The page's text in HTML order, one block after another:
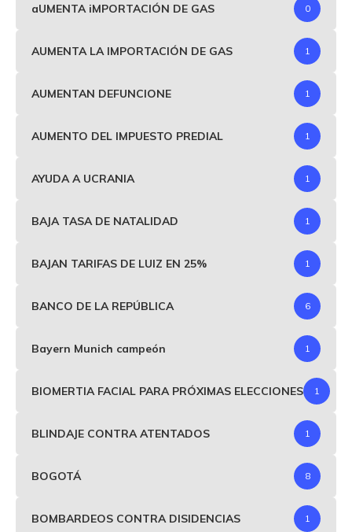
aUMENTA iMPORTACIÓN DE GAS 0
AUMENTA LA IMPORTACIÓN DE GAS 1
AUMENTAN DEFUNCIONE 1
AUMENTO DEL IMPUESTO PREDIAL 1
AYUDA A UCRANIA 1
BAJA TASA DE NATALIDAD 1
BAJAN TARIFAS DE LUIZ EN 25% 1
BANCO DE LA REPÚBLICA 6
Bayern Munich campeón 1
BIOMERTIA FACIAL PARA PRÓXIMAS ELECCIONES 1
BLINDAJE CONTRA ATENTADOS 1
BOGOTÁ 8
BOMBARDEOS CONTRA DISIDENCIAS 1